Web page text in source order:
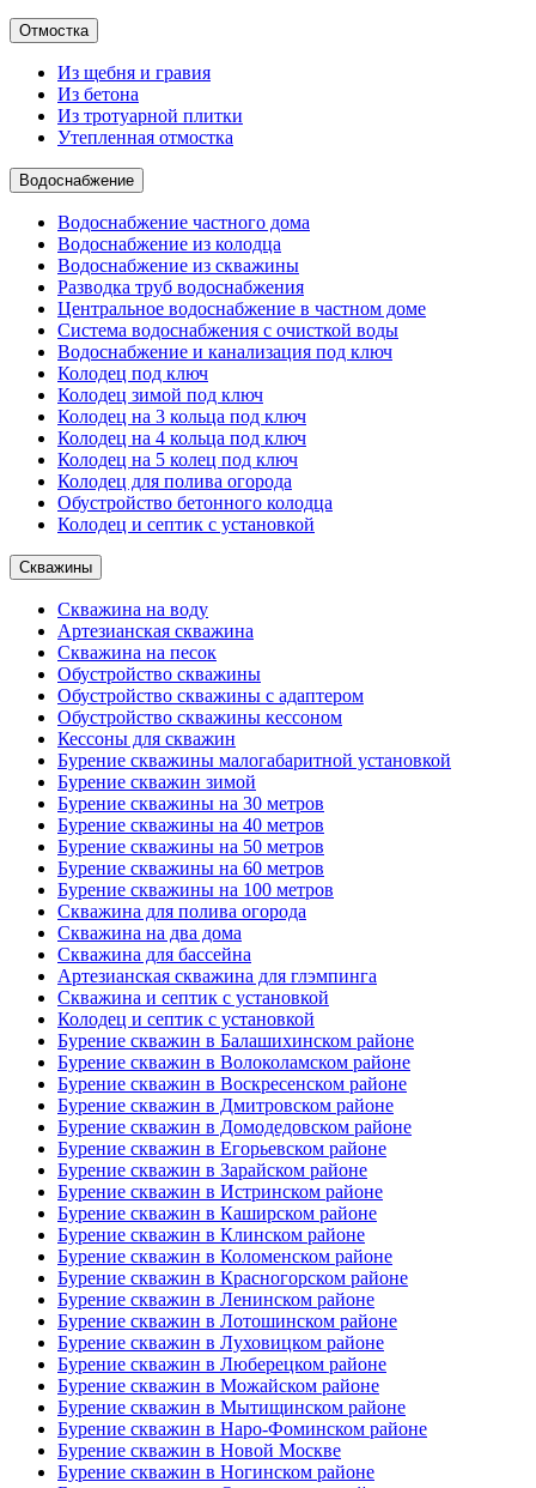
Отмостка
Из щебня и гравия
Из бетона
Из тротуарной плитки
Утепленная отмостка
Водоснабжение
Водоснабжение частного дома
Водоснабжение из колодца
Водоснабжение из скважины
Разводка труб водоснабжения
Центральное водоснабжение в частном доме
Система водоснабжения с очисткой воды
Водоснабжение и канализация под ключ
Колодец под ключ
Колодец зимой под ключ
Колодец на 3 кольца под ключ
Колодец на 4 кольца под ключ
Колодец на 5 колец под ключ
Колодец для полива огорода
Обустройство бетонного колодца
Колодец и септик с установкой
Скважины
Скважина на воду
Артезианская скважина
Скважина на песок
Обустройство скважины
Обустройство скважины с адаптером
Обустройство скважины кессоном
Кессоны для скважин
Бурение скважины малогабаритной установкой
Бурение скважин зимой
Бурение скважины на 30 метров
Бурение скважины на 40 метров
Бурение скважины на 50 метров
Бурение скважины на 60 метров
Бурение скважины на 100 метров
Скважина для полива огорода
Скважина на два дома
Скважина для бассейна
Артезианская скважина для глэмпинга
Скважина и септик с установкой
Колодец и септик с установкой
Бурение скважин в Балашихинском районе
Бурение скважин в Волоколамском районе
Бурение скважин в Воскресенском районе
Бурение скважин в Дмитровском районе
Бурение скважин в Домодедовском районе
Бурение скважин в Егорьевском районе
Бурение скважин в Зарайском районе
Бурение скважин в Истринском районе
Бурение скважин в Каширском районе
Бурение скважин в Клинском районе
Бурение скважин в Коломенском районе
Бурение скважин в Красногорском районе
Бурение скважин в Ленинском районе
Бурение скважин в Лотошинском районе
Бурение скважин в Луховицком районе
Бурение скважин в Люберецком районе
Бурение скважин в Можайском районе
Бурение скважин в Мытищинском районе
Бурение скважин в Наро-Фоминском районе
Бурение скважин в Новой Москве
Бурение скважин в Ногинском районе